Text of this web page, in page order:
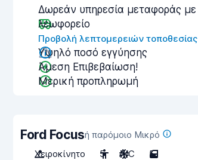
Δωρεάν υπηρεσία μεταφοράς με
λεωφορείο
Προβολή λεπτομερειών τοποθεσίας
Υψηλό ποσό εγγύησης
Άμεση Επιβεβαίωση!
Μερική προπληρωμή
Ford Focusή παρόμοιο Μικρό
Χειροκίνητο
5 A/C 5